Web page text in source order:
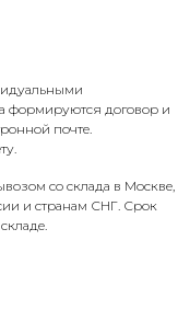
формируются договор и
почте.
со склада в Москве,
и странам СНГ. Срок